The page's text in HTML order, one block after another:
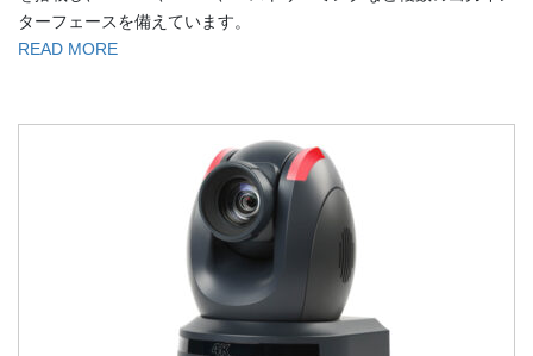
ターフェースを備えています。
READ MORE